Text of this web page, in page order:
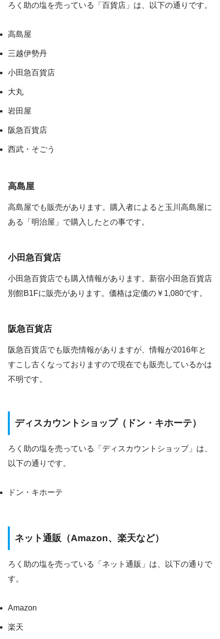
ろく助の塩を売っている「百貨店」は、以下の通りです。
高島屋
三越伊勢丹
小田急百貨店
大丸
岩田屋
阪急百貨店
西武・そごう
高島屋
高島屋でも販売があります。購入者によると玉川高島屋に
ある「明治屋」で購入したとの事です。
小田急百貨店
小田急百貨店でも購入情報があります。新宿小田急百貨店
別館B1Fに販売があります。価格は定価の￥1,080です。
阪急百貨店
阪急百貨店でも販売情報がありますが、情報が2016年と
すこし古くなっておりますので現在でも販売しているかは
不明です。
ディスカウントショップ（ドン・キホーテ）
ろく助の塩を売っている「ディスカウントショップ」は、
以下の通りです。
ドン・キホーテ
ネット通販（Amazon、楽天など）
ろく助の塩を売っている「ネット通販」は、以下の通りで
す。
Amazon
楽天